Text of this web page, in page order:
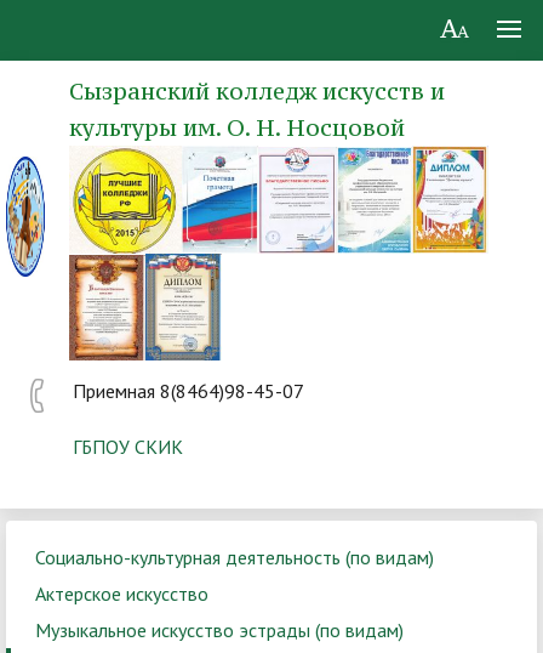
Сызранский колледж искусств и
культуры им. О. Н. Носцовой
Приемная 8(8464)98-45-07
ГБПОУ СКИК
Социально-культурная деятельность (по видам)
Актерское искусство
Музыкальное искусство эстрады (по видам)